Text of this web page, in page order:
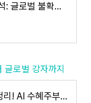
금 관련주 TOP7 핵심 분석: 글로벌 불확실성 속 안전자산의 기회
로벌 강자까지
변압기 관련주 TOP7 총정리! AI 수혜주부터 글로벌 강자까지